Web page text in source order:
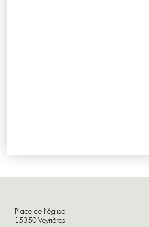
Place de l'église
15350 Veyrières